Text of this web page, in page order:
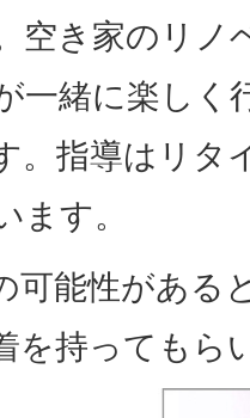
空き家のリノ
一緒に楽しく
。指導はリタ
ます。
可能性がある
を持ってもら